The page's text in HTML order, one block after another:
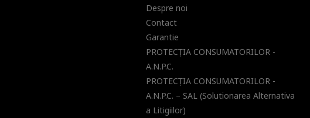
Despre noi
Contact
Garantie
PROTECŢIA CONSUMATORILOR -
A.N.P.C.
PROTECŢIA CONSUMATORILOR -
A.N.P.C. – SAL (Solutionarea Alternativa
a Litigiilor)